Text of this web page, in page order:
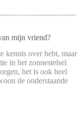
mijn vriend?
kennis over hebt, maar
in het zonnestelsel
het is ook heel
de onderstaande